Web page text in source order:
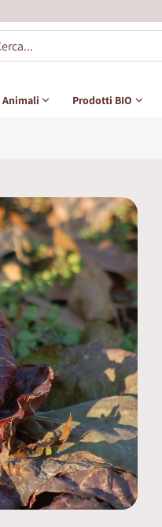
Animali Prodotti BIO